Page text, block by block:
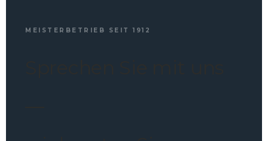
MEISTERBETRIEB SEIT 1912